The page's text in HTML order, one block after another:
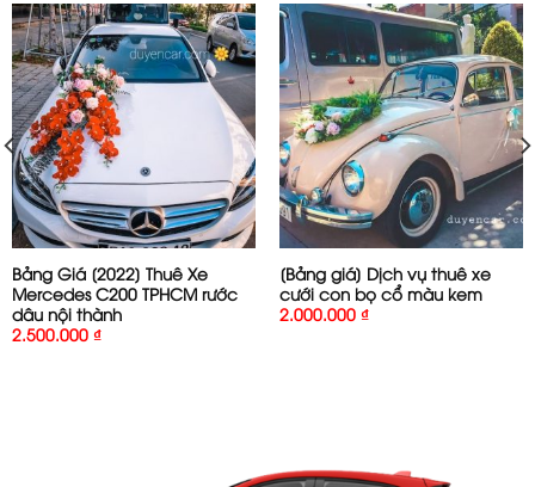
Bảng Giá [2022] Thuê Xe
Mercedes C200 TPHCM rước
dâu nội thành
2.500.000 ₫
[Bảng giá] Dịch vụ thuê xe
cưới con bọ cổ màu kem
2.000.000 ₫